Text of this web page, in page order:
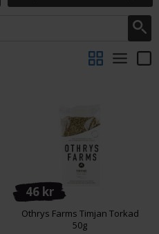
46 kr
Othrys Farms Timjan Torkad
50g